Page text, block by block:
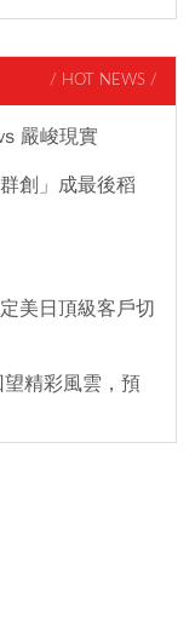
/ HOT NEWS /
嚴峻現實
創」成最後稻
美日頂級客戶切
精彩風雲，預